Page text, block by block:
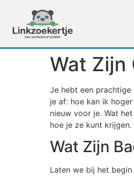
Wat Zijn
Je hebt een
je af: hoe kan ik
nieuw voor je. Wat
hoe je ze kunt
Wat Zijn
Laten we bij het